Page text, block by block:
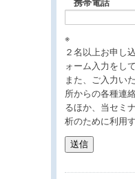
携帯電話
※
２名以上お申し
ォーム入力をし
また、ご入力い
所からの各種連
るほか、当セミ
析のために利用